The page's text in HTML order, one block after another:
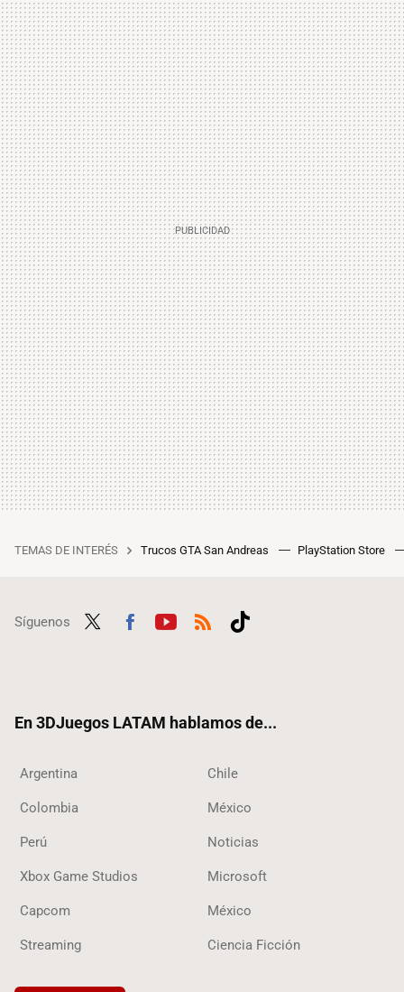
TEMAS DE INTERÉS Trucos GTA San Andreas PlayStation Store
Síguenos
En 3DJuegos LATAM hablamos de...
Argentina Chile
Colombia México
Perú Noticias
Xbox Game Studios Microsoft
Capcom México
Streaming Ciencia Ficción